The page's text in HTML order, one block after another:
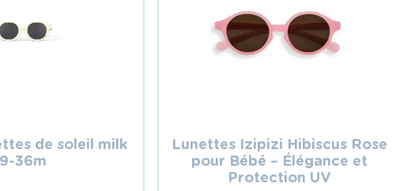
de soleil milk
9-36m
Lunettes Izipizi Hibiscus Rose
pour Bébé – Élégance et
Protection UV